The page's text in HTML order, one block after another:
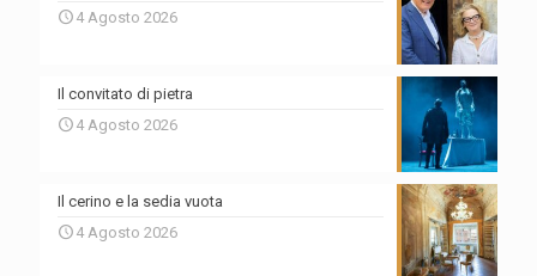
4 Agosto 2026
Il convitato di pietra
4 Agosto 2026
Il cerino e la sedia vuota
4 Agosto 2026